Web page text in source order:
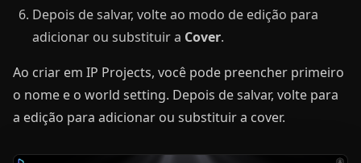
Depois de salvar, volte ao modo de edição para
adicionar ou substituir a Cover.
Ao criar em IP Projects, você pode preencher primeiro
o nome e o world setting. Depois de salvar, volte para
a edição para adicionar ou substituir a cover.